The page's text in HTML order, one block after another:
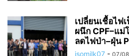
เปลี่ยนเชื้อไฟ
ผนึก CPF–แม่
ลดไฟป่า–ฝุ่น
isomilk07 - 07/